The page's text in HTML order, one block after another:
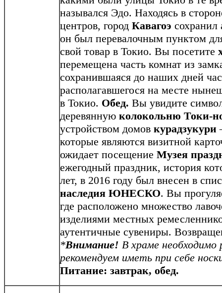
назывался Эдо. Находясь в
центров, город Кавагоэ сохранил
он был перевалочным пунктом
свой товар в Токио. Вы посетите
перемещена часть комнат из
сохранившаяся до наших дней
располагавшегося на месте
в Токио. Обед. Вы увидите
деревянную колокольню Токи-
устройством домов курадзукури
которые являются визитной
ожидает посещение Музея
ежегодный праздник, история
лет, в 2016 году был внесен в
наследия ЮНЕСКО. Вы
где расположено множество
изделиями местных
аутентичные сувениры.
*Внимание! В храме необходимо
рекомендуем иметь при себе
Питание: завтрак, обед.